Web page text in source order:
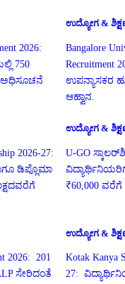
2026:
750
ಅಧಿಸೂಚನೆ
ಉದ್ಯೋಗ &
Bangalore
Recruitment
ಉಪನ್ಯಾಸಕರ
ಆಹ್ವಾನ.
2026-27:
ಡಿಪ್ಲೊಮಾ
ಉದ್ಯೋಗ &
U-GO
₹60,000 ವರೆಗೆ
2026: 201
ಸೇರಿದಂತೆ
ಉದ್ಯೋಗ &
Kotak Kanya
27: